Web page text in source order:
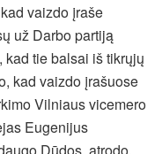
vaizdo įraše
už Darbo partiją
tie balsai iš tikrųjų
kad vaizdo įrašuose
Vilniaus vicemero
Eugenijus
Dūdos, atrodo,